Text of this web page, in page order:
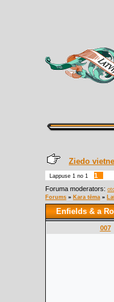
Ziedo
Lappuse 1 no 1
1
Foruma moderators:
Forums » Kara tēma »
Enfields & a
007